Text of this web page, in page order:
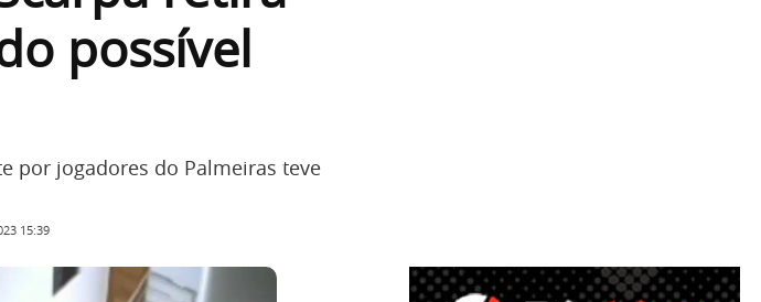
possível
por jogadores do Palmeiras teve
15:39